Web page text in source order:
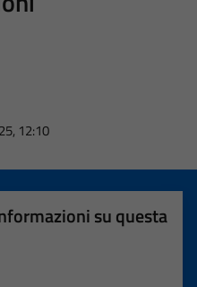
12:10
su questa